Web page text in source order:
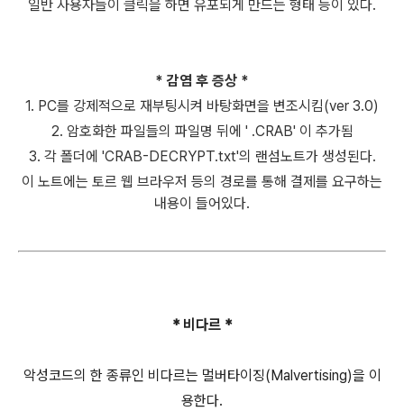
일반 사용자들이 클릭을 하면 유포되게 만드는 형태 등이 있다.
* 감염 후 증상 *
1. PC를 강제적으로 재부팅시켜 바탕화면을 변조시킴(ver 3.0)
2. 암호화한 파일들의 파일명 뒤에 ' .CRAB' 이 추가됨
3. 각 폴더에 'CRAB-DECRYPT.txt'의 랜섬노트가 생성된다.
이 노트에는 토르 웹 브라우저 등의 경로를 통해 결제를 요구하는
내용이 들어있다.
* 비다르 *
악성코드의 한 종류인 비다르는 멀버타이징(Malvertising)을 이
용한다.